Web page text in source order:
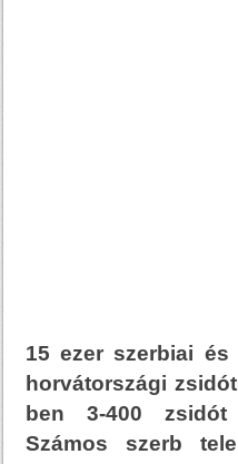
15 ezer szerbiai
horvátországi
ben 3-400 zsidót
Számos szerb